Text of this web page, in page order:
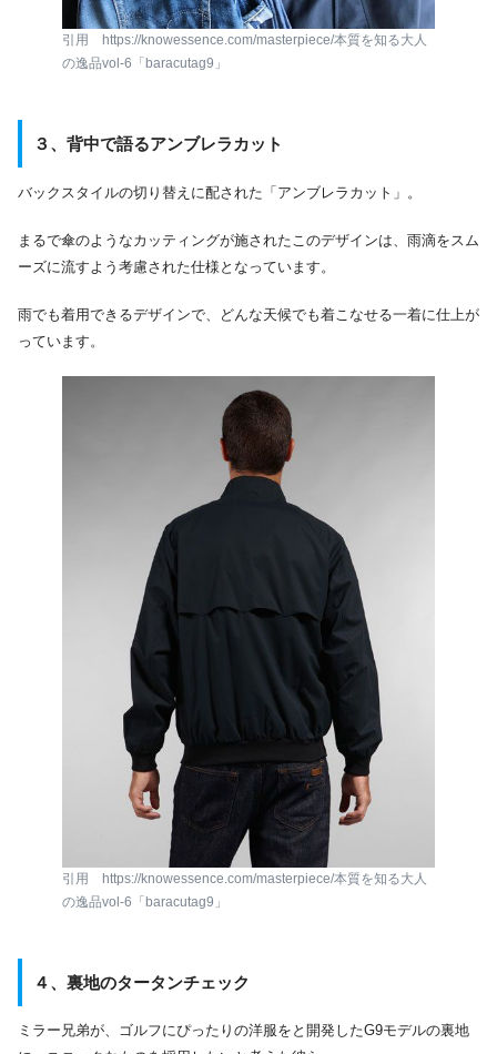
引用 https://knowessence.com/masterpiece/本質を知る大人
の逸品vol-6「baracutag9」
３、 背中で語るアンブレラカット
バックスタイルの切り替えに配された「アンブレラカット」。
まるで傘のようなカッティングが施されたこのデザインは、雨滴をスム
ーズに流すよう考慮された仕様となっています。
雨でも着用できるデザインで、どんな天候でも着こなせる一着に仕上が
っています。
引用 https://knowessence.com/masterpiece/本質を知る大人
の逸品vol-6「baracutag9」
４、 裏地のタータンチェック
ミラー兄弟が、ゴルフにぴったりの洋服をと開発したG9モデルの裏地